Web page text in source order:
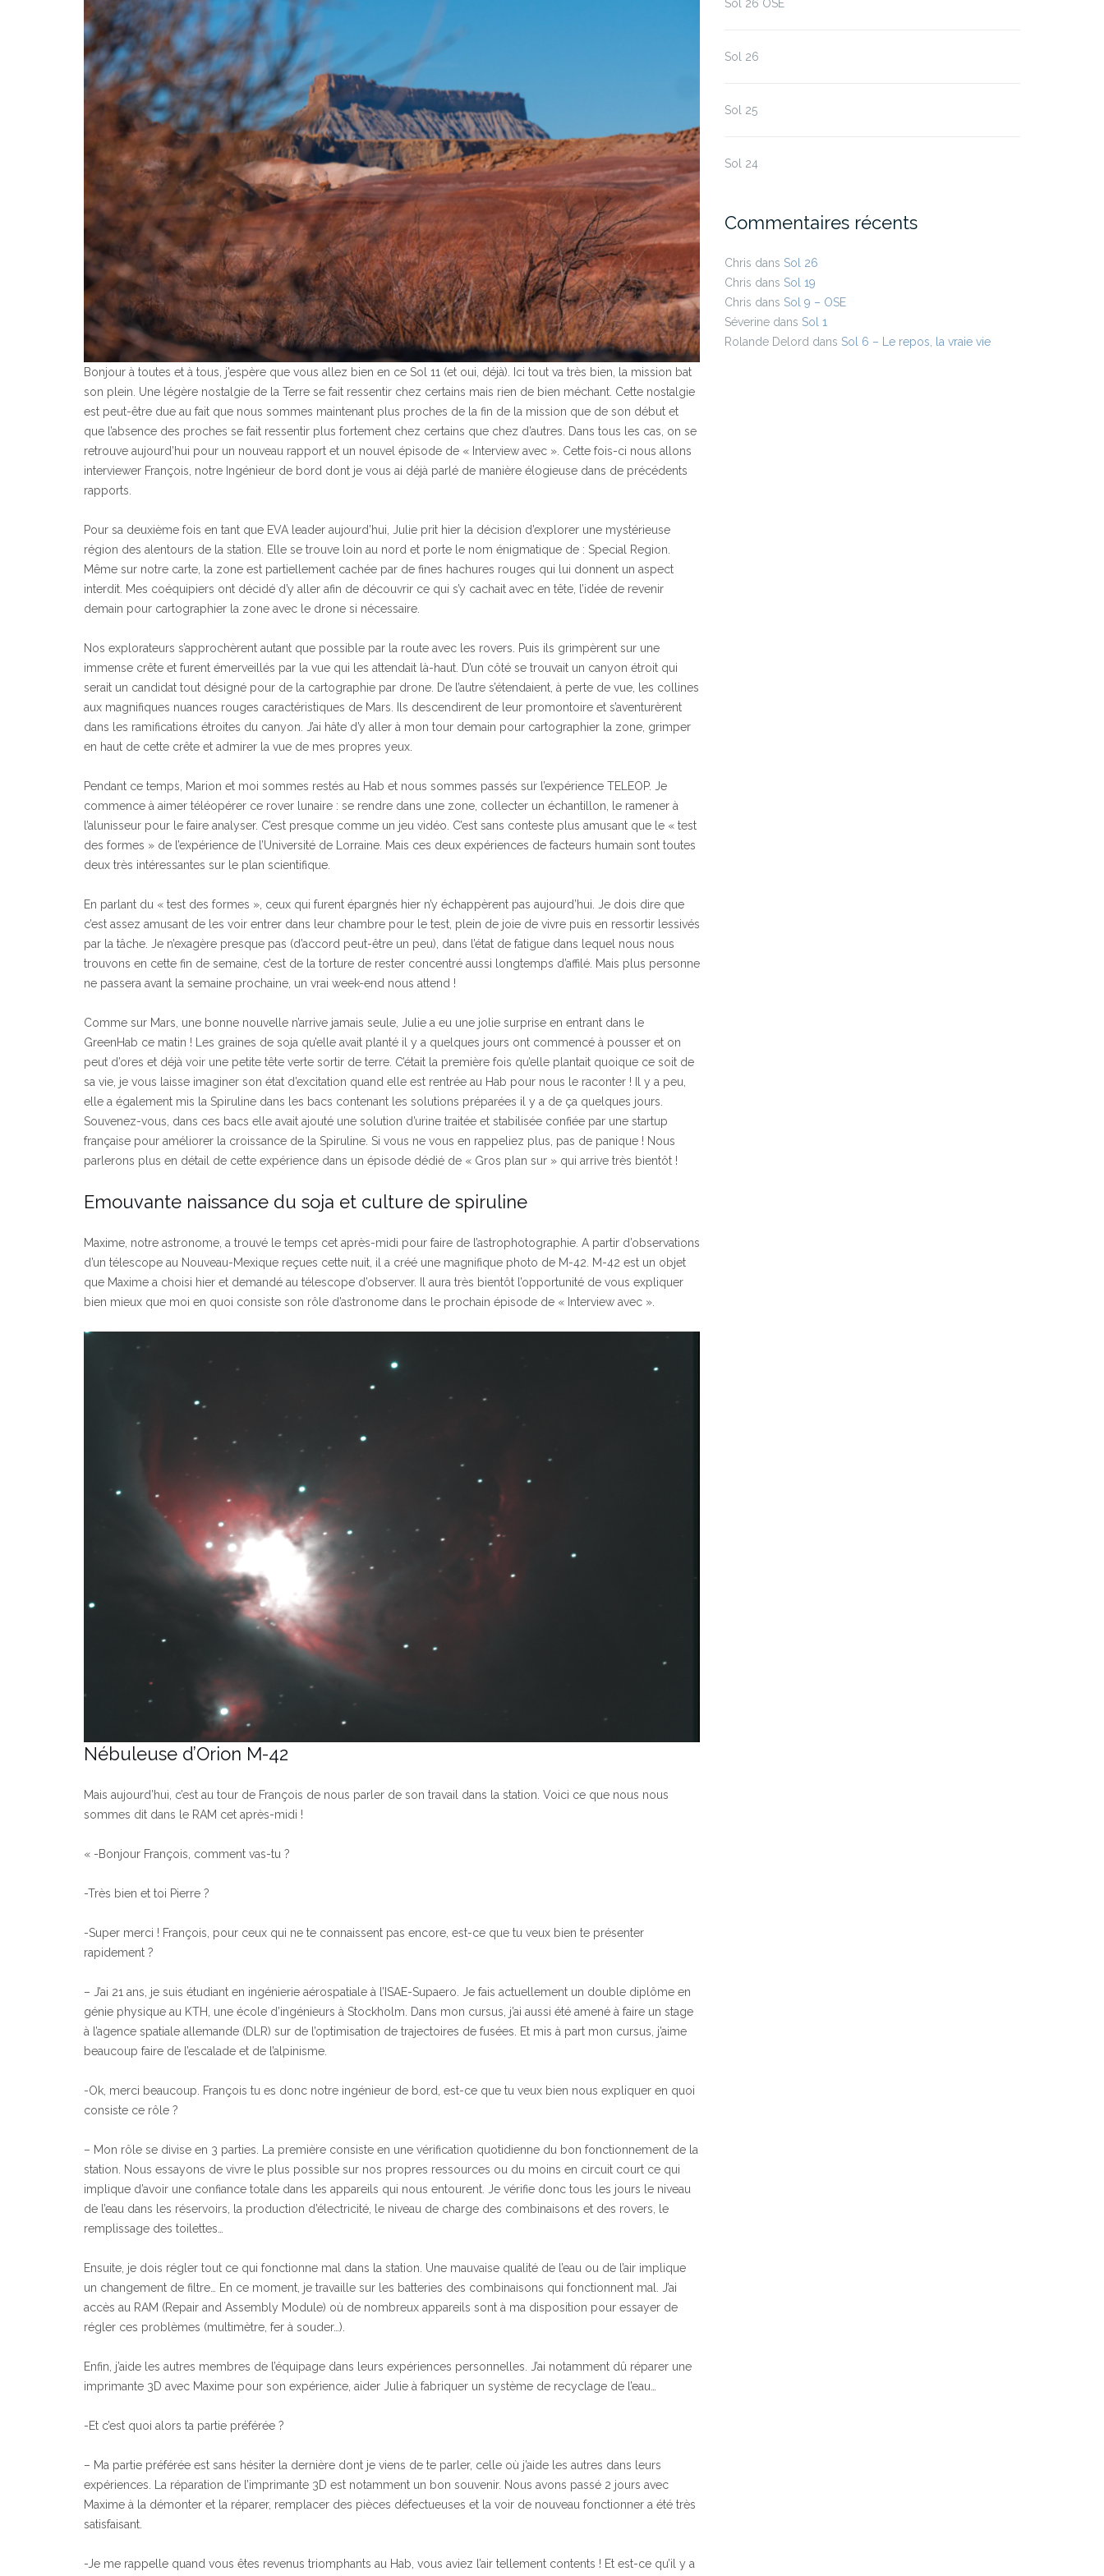
Bonjour à toutes et à tous, j’espère que vous allez bien en ce Sol 11 (et oui, déjà). Ici tout va très bien, la mission bat
son plein. Une légère nostalgie de la Terre se fait ressentir chez certains mais rien de bien méchant. Cette nostalgie
est peut-être due au fait que nous sommes maintenant plus proches de la fin de la mission que de son début et
que l’absence des proches se fait ressentir plus fortement chez certains que chez d’autres. Dans tous les cas, on se
retrouve aujourd’hui pour un nouveau rapport et un nouvel épisode de « Interview avec ». Cette fois-ci nous allons
interviewer François, notre Ingénieur de bord dont je vous ai déjà parlé de manière élogieuse dans de précédents
rapports.
Pour sa deuxième fois en tant que EVA leader aujourd’hui, Julie prit hier la décision d’explorer une mystérieuse
région des alentours de la station. Elle se trouve loin au nord et porte le nom énigmatique de : Special Region.
Même sur notre carte, la zone est partiellement cachée par de fines hachures rouges qui lui donnent un aspect
interdit. Mes coéquipiers ont décidé d’y aller afin de découvrir ce qui s’y cachait avec en tête, l’idée de revenir
demain pour cartographier la zone avec le drone si nécessaire.
Nos explorateurs s’approchèrent autant que possible par la route avec les rovers. Puis ils grimpèrent sur une
immense crête et furent émerveillés par la vue qui les attendait là-haut. D’un côté se trouvait un canyon étroit qui
serait un candidat tout désigné pour de la cartographie par drone. De l’autre s’étendaient, à perte de vue, les collines
aux magnifiques nuances rouges caractéristiques de Mars. Ils descendirent de leur promontoire et s’aventurèrent
dans les ramifications étroites du canyon. J’ai hâte d’y aller à mon tour demain pour cartographier la zone, grimper
en haut de cette crête et admirer la vue de mes propres yeux.
Pendant ce temps, Marion et moi sommes restés au Hab et nous sommes passés sur l’expérience TELEOP. Je
commence à aimer téléopérer ce rover lunaire : se rendre dans une zone, collecter un échantillon, le ramener à
l’alunisseur pour le faire analyser. C’est presque comme un jeu vidéo. C’est sans conteste plus amusant que le « test
des formes » de l’expérience de l’Université de Lorraine. Mais ces deux expériences de facteurs humain sont toutes
deux très intéressantes sur le plan scientifique.
En parlant du « test des formes », ceux qui furent épargnés hier n’y échappèrent pas aujourd’hui. Je dois dire que
c’est assez amusant de les voir entrer dans leur chambre pour le test, plein de joie de vivre puis en ressortir lessivés
par la tâche. Je n’exagère presque pas (d’accord peut-être un peu), dans l’état de fatigue dans lequel nous nous
trouvons en cette fin de semaine, c’est de la torture de rester concentré aussi longtemps d’affilé. Mais plus personne
ne passera avant la semaine prochaine, un vrai week-end nous attend !
Comme sur Mars, une bonne nouvelle n’arrive jamais seule, Julie a eu une jolie surprise en entrant dans le
GreenHab ce matin ! Les graines de soja qu’elle avait planté il y a quelques jours ont commencé à pousser et on
peut d’ores et déjà voir une petite tête verte sortir de terre. C’était la première fois qu’elle plantait quoique ce soit de
sa vie, je vous laisse imaginer son état d’excitation quand elle est rentrée au Hab pour nous le raconter ! Il y a peu,
elle a également mis la Spiruline dans les bacs contenant les solutions préparées il y a de ça quelques jours.
Souvenez-vous, dans ces bacs elle avait ajouté une solution d’urine traitée et stabilisée confiée par une startup
française pour améliorer la croissance de la Spiruline. Si vous ne vous en rappeliez plus, pas de panique ! Nous
parlerons plus en détail de cette expérience dans un épisode dédié de « Gros plan sur » qui arrive très bientôt !
Emouvante naissance du soja et culture de spiruline
Maxime, notre astronome, a trouvé le temps cet après-midi pour faire de l’astrophotographie. A partir d’observations
d’un télescope au Nouveau-Mexique reçues cette nuit, il a créé une magnifique photo de M-42. M-42 est un objet
que Maxime a choisi hier et demandé au télescope d’observer. Il aura très bientôt l’opportunité de vous expliquer
bien mieux que moi en quoi consiste son rôle d’astronome dans le prochain épisode de « Interview avec ».
Nébuleuse d’Orion M-42
Mais aujourd’hui, c’est au tour de François de nous parler de son travail dans la station. Voici ce que nous nous
sommes dit dans le RAM cet après-midi !
« -Bonjour François, comment vas-tu ?
-Très bien et toi Pierre ?
-Super merci ! François, pour ceux qui ne te connaissent pas encore, est-ce que tu veux bien te présenter
rapidement ?
– J’ai 21 ans, je suis étudiant en ingénierie aérospatiale à l’ISAE-Supaero. Je fais actuellement un double diplôme en
génie physique au KTH, une école d’ingénieurs à Stockholm. Dans mon cursus, j’ai aussi été amené à faire un stage
à l’agence spatiale allemande (DLR) sur de l’optimisation de trajectoires de fusées. Et mis à part mon cursus, j’aime
beaucoup faire de l’escalade et de l’alpinisme.
-Ok, merci beaucoup. François tu es donc notre ingénieur de bord, est-ce que tu veux bien nous expliquer en quoi
consiste ce rôle ?
– Mon rôle se divise en 3 parties. La première consiste en une vérification quotidienne du bon fonctionnement de la
station. Nous essayons de vivre le plus possible sur nos propres ressources ou du moins en circuit court ce qui
implique d’avoir une confiance totale dans les appareils qui nous entourent. Je vérifie donc tous les jours le niveau
de l’eau dans les réservoirs, la production d’électricité, le niveau de charge des combinaisons et des rovers, le
remplissage des toilettes…
Ensuite, je dois régler tout ce qui fonctionne mal dans la station. Une mauvaise qualité de l’eau ou de l’air implique
un changement de filtre… En ce moment, je travaille sur les batteries des combinaisons qui fonctionnent mal. J’ai
accès au RAM (Repair and Assembly Module) où de nombreux appareils sont à ma disposition pour essayer de
régler ces problèmes (multimètre, fer à souder…).
Enfin, j’aide les autres membres de l’équipage dans leurs expériences personnelles. J’ai notamment dû réparer une
imprimante 3D avec Maxime pour son expérience, aider Julie à fabriquer un système de recyclage de l’eau…
-Et c’est quoi alors ta partie préférée ?
– Ma partie préférée est sans hésiter la dernière dont je viens de te parler, celle où j’aide les autres dans leurs
expériences. La réparation de l’imprimante 3D est notamment un bon souvenir. Nous avons passé 2 jours avec
Maxime à la démonter et la réparer, remplacer des pièces défectueuses et la voir de nouveau fonctionner a été très
satisfaisant.
-Je me rappelle quand vous êtes revenus triomphants au Hab, vous aviez l’air tellement contents ! Et est-ce qu’il y a
Sol 26 OSE
Sol 26
Sol 25
Sol 24
Commentaires récents
Chris dans Sol 26
Chris dans Sol 19
Chris dans Sol 9 – OSE
Séverine dans Sol 1
Rolande Delord dans Sol 6 – Le repos, la vraie vie